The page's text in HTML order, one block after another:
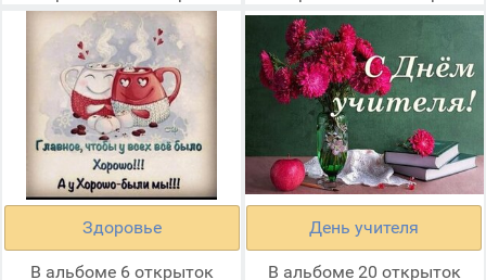
Здоровье
В альбоме 6 открыток
День учителя
В альбоме 20 открыток